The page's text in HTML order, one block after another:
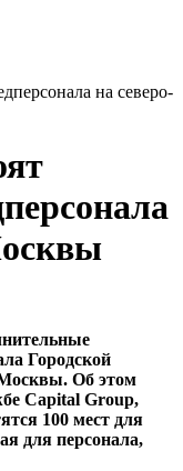
на северо-
Городской
Об этом
Capital Group,
100 мест для
для персонала,